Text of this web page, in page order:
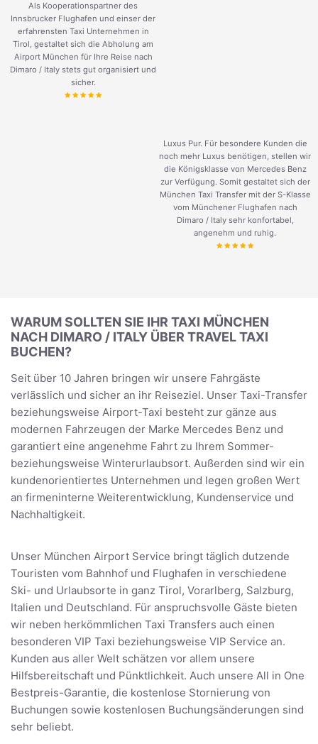
Als Kooperationspartner des
Innsbrucker Flughafen und einser der
erfahrensten Taxi Unternehmen in
Tirol, gestaltet sich die Abholung am
Airport München für Ihre Reise nach
Dimaro / Italy stets gut organisiert und
sicher.
Luxus Pur. Für besondere Kunden die
noch mehr Luxus benötigen, stellen wir
die Königsklasse von Mercedes Benz
zur Verfügung. Somit gestaltet sich der
München Taxi Transfer mit der S-Klasse
vom Münchener Flughafen nach
Dimaro / Italy sehr konfortabel,
angenehm und ruhig.
WARUM SOLLTEN SIE IHR TAXI MÜNCHEN
NACH DIMARO / ITALY ÜBER TRAVEL TAXI
BUCHEN?
Seit über 10 Jahren bringen wir unsere Fahrgäste
verlässlich und sicher an ihr Reiseziel. Unser Taxi-Transfer
beziehungsweise Airport-Taxi besteht zur gänze aus
modernen Fahrzeugen der Marke Mercedes Benz und
garantiert eine angenehme Fahrt zu Ihrem Sommer-
beziehungsweise Winterurlaubsort. Außerden sind wir ein
kundenorientiertes Unternehmen und legen großen Wert
an firmeninterne Weiterentwicklung, Kundenservice und
Nachhaltigkeit.
Unser München Airport Service bringt täglich dutzende
Touristen vom Bahnhof und Flughafen in verschiedene
Ski- und Urlaubsorte in ganz Tirol, Vorarlberg, Salzburg,
Italien und Deutschland. Für anspruchsvolle Gäste bieten
wir neben herkömmlichen Taxi Transfers auch einen
besonderen VIP Taxi beziehungsweise VIP Service an.
Kunden aus aller Welt schätzen vor allem unsere
Hilfsbereitschaft und Pünktlichkeit. Auch unsere All in One
Bestpreis-Garantie, die kostenlose Stornierung von
Buchungen sowie kostenlosen Buchungsänderungen sind
sehr beliebt.